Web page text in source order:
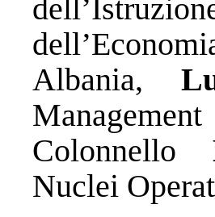
Albania,
Colonnello
Nuclei